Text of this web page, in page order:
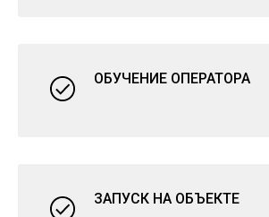
ОБУЧЕНИЕ ОПЕРАТОРА
ЗАПУСК НА ОБЪЕКТЕ